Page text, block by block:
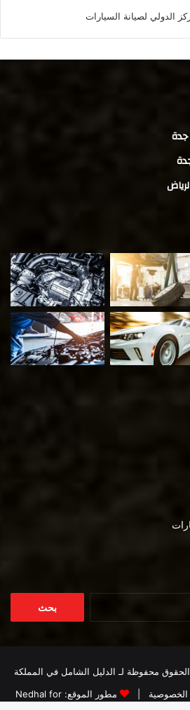
الدولي لصيانة السيارات
الدليل الشامل في المملكة
| مطور الموقع:Nedhal for